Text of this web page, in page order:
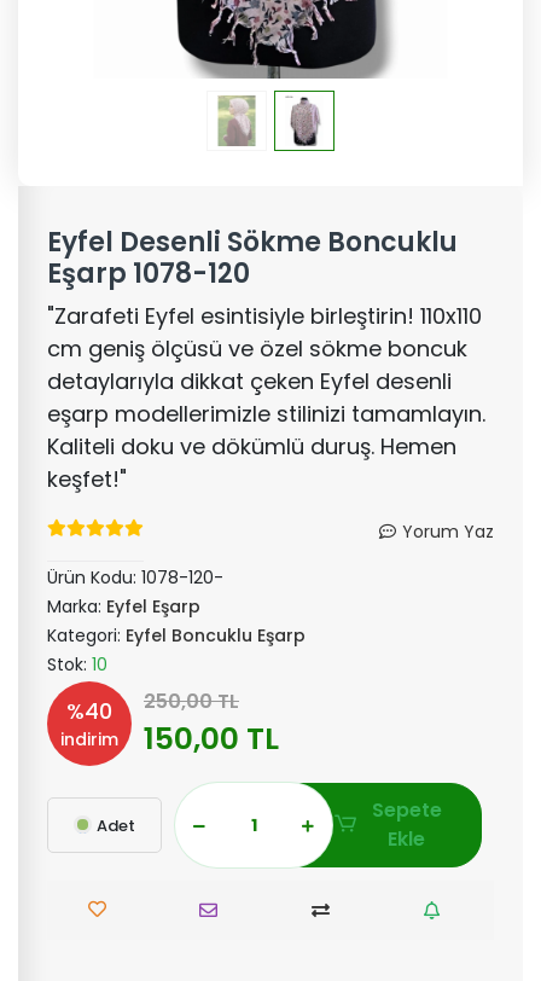
Eyfel Desenli Sökme Boncuklu
Eşarp 1078-120
"Zarafeti Eyfel esintisiyle birleştirin! 110x110
cm geniş ölçüsü ve özel sökme boncuk
detaylarıyla dikkat çeken Eyfel desenli
eşarp modellerimizle stilinizi tamamlayın.
Kaliteli doku ve dökümlü duruş. Hemen
keşfet!"
Yorum Yaz
Ürün Kodu: 1078-120-
Marka: Eyfel Eşarp
Kategori: Eyfel Boncuklu Eşarp
Stok: 10
%40
indirim
250,00 TL
150,00 TL
Adet
Sepete
Ekle